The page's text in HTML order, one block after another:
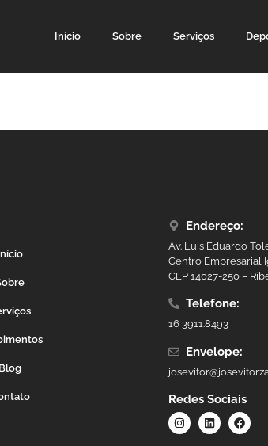
Início Sobre Serviços
Blog
Endereço:
Av. Luis Eduardo
Centro Empresarial
CEP 14027-250 –
Telefone:
16 3911.8493
Envelope:
Redes Sociais